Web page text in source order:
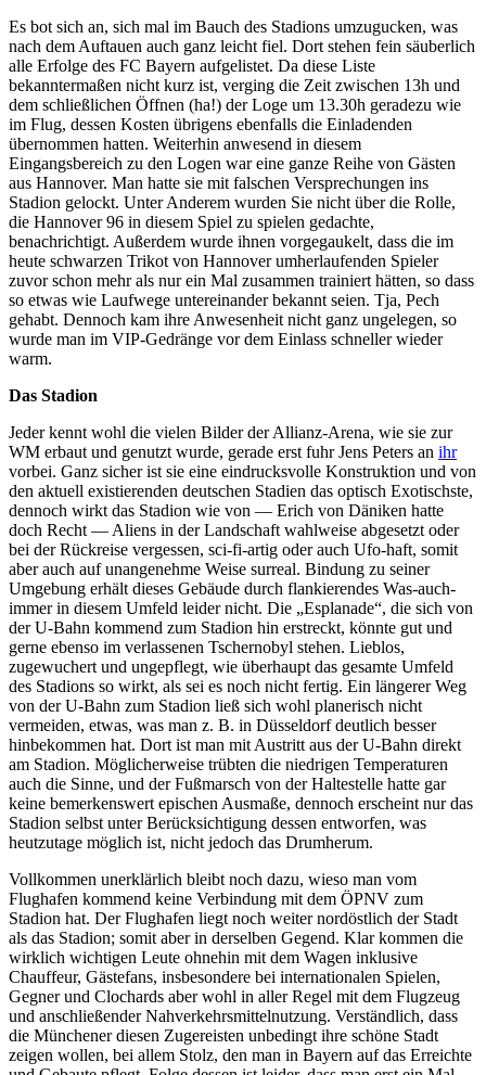
Es bot sich an, sich mal im Bauch des Stadions umzugucken, was
nach dem Auftauen auch ganz leicht fiel. Dort stehen fein säuberlich
alle Erfolge des FC Bayern aufgelistet. Da diese Liste
bekanntermaßen nicht kurz ist, verging die Zeit zwischen 13h und
dem schließlichen Öffnen (ha!) der Loge um 13.30h geradezu wie
im Flug, dessen Kosten übrigens ebenfalls die Einladenden
übernommen hatten. Weiterhin anwesend in diesem
Eingangsbereich zu den Logen war eine ganze Reihe von Gästen
aus Hannover. Man hatte sie mit falschen Versprechungen ins
Stadion gelockt. Unter Anderem wurden Sie nicht über die Rolle,
die Hannover 96 in diesem Spiel zu spielen gedachte,
benachrichtigt. Außerdem wurde ihnen vorgegaukelt, dass die im
heute schwarzen Trikot von Hannover umherlaufenden Spieler
zuvor schon mehr als nur ein Mal zusammen trainiert hätten, so dass
so etwas wie Laufwege untereinander bekannt seien. Tja, Pech
gehabt. Dennoch kam ihre Anwesenheit nicht ganz ungelegen, so
wurde man im VIP-Gedränge vor dem Einlass schneller wieder
warm.
Das Stadion
Jeder kennt wohl die vielen Bilder der Allianz-Arena, wie sie zur
WM erbaut und genutzt wurde, gerade erst fuhr Jens Peters an ihr
vorbei. Ganz sicher ist sie eine eindrucksvolle Konstruktion und von
den aktuell existierenden deutschen Stadien das optisch Exotischste,
dennoch wirkt das Stadion wie von — Erich von Däniken hatte
doch Recht — Aliens in der Landschaft wahlweise abgesetzt oder
bei der Rückreise vergessen, sci-fi-artig oder auch Ufo-haft, somit
aber auch auf unangenehme Weise surreal. Bindung zu seiner
Umgebung erhält dieses Gebäude durch flankierendes Was-auch-
immer in diesem Umfeld leider nicht. Die „Esplanade“, die sich von
der U-Bahn kommend zum Stadion hin erstreckt, könnte gut und
gerne ebenso im verlassenen Tschernobyl stehen. Lieblos,
zugewuchert und ungepflegt, wie überhaupt das gesamte Umfeld
des Stadions so wirkt, als sei es noch nicht fertig. Ein längerer Weg
von der U-Bahn zum Stadion ließ sich wohl planerisch nicht
vermeiden, etwas, was man z. B. in Düsseldorf deutlich besser
hinbekommen hat. Dort ist man mit Austritt aus der U-Bahn direkt
am Stadion. Möglicherweise trübten die niedrigen Temperaturen
auch die Sinne, und der Fußmarsch von der Haltestelle hatte gar
keine bemerkenswert epischen Ausmaße, dennoch erscheint nur das
Stadion selbst unter Berücksichtigung dessen entworfen, was
heutzutage möglich ist, nicht jedoch das Drumherum.
Vollkommen unerklärlich bleibt noch dazu, wieso man vom
Flughafen kommend keine Verbindung mit dem ÖPNV zum
Stadion hat. Der Flughafen liegt noch weiter nordöstlich der Stadt
als das Stadion; somit aber in derselben Gegend. Klar kommen die
wirklich wichtigen Leute ohnehin mit dem Wagen inklusive
Chauffeur, Gästefans, insbesondere bei internationalen Spielen,
Gegner und Clochards aber wohl in aller Regel mit dem Flugzeug
und anschließender Nahverkehrsmittelnutzung. Verständlich, dass
die Münchener diesen Zugereisten unbedingt ihre schöne Stadt
zeigen wollen, bei allem Stolz, den man in Bayern auf das Erreichte